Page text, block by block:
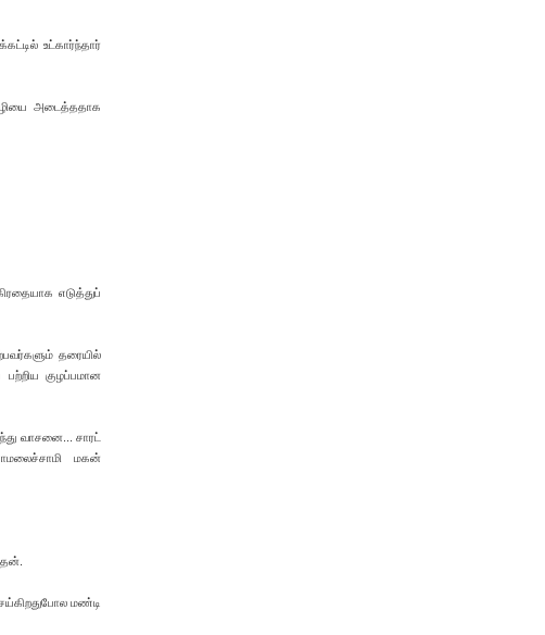
உட்கார்ந்தார்
அடைத்ததாக
எடுத்துப்
தரையில்
குழப்பமான
வாசனை... சாரட்
மகன்
மண்டி